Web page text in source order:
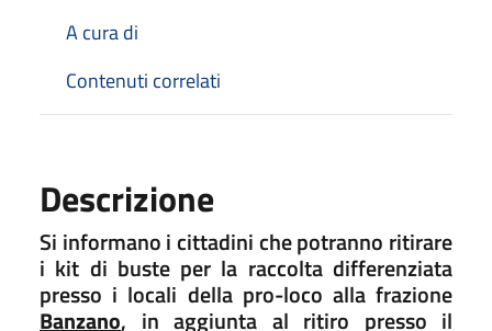
A cura di
Contenuti correlati
Descrizione
Si informano i cittadini che potranno ritirare
i kit di buste per la raccolta differenziata
presso i locali della pro-loco alla frazione
Banzano, in aggiunta al ritiro presso il